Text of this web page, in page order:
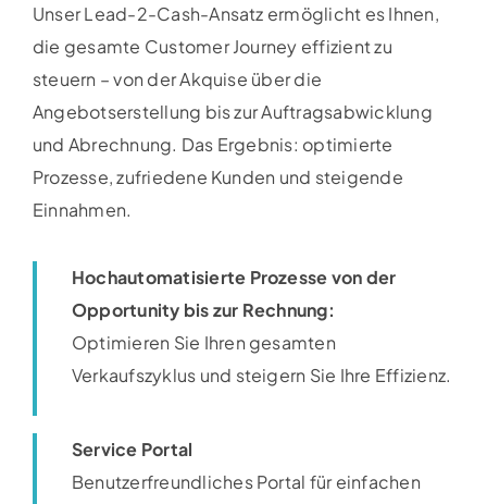
Unser Lead-2-Cash-Ansatz ermöglicht es Ihnen,
die gesamte Customer Journey effizient zu
steuern – von der Akquise über die
Angebotserstellung bis zur Auftragsabwicklung
und Abrechnung. Das Ergebnis: optimierte
Prozesse, zufriedene Kunden und steigende
Einnahmen.
Hochautomatisierte Prozesse von der
Opportunity bis zur Rechnung:
Optimieren Sie Ihren gesamten
Verkaufszyklus und steigern Sie Ihre Effizienz.​
Service Portal
Benutzerfreundliches Portal für einfachen